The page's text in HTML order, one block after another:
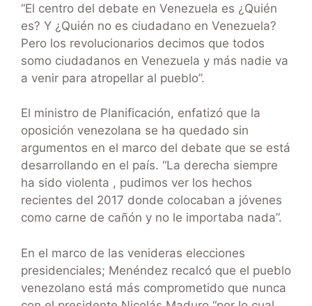
“El centro del debate en Venezuela es ¿Quién
es? Y ¿Quién no es ciudadano en Venezuela?
Pero los revolucionarios decimos que todos
somo ciudadanos en Venezuela y más nadie va
a venir para atropellar al pueblo”.
El ministro de Planificación, enfatizó que la
oposición venezolana se ha quedado sin
argumentos en el marco del debate que se está
desarrollando en el país. “La derecha siempre
ha sido violenta , pudimos ver los hechos
recientes del 2017 donde colocaban a jóvenes
como carne de cañón y no le importaba nada”.
En el marco de las venideras elecciones
presidenciales; Menéndez recalcó que el pueblo
venezolano está más comprometido que nunca